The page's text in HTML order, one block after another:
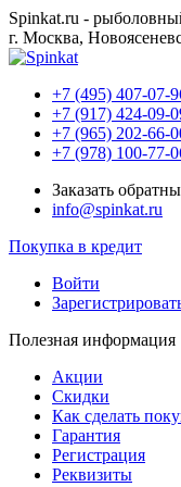
Spinkat.ru -
г. Москва,
+7 (495) 407-07-
+7 (917) 424-09-
+7 (965) 202-66-
+7 (978) 100-77-
Заказать
info@spinkat.ru
Покупка в кредит
Войти
Полезная информация
Акции
Скидки
Как сделать
Гарантия
Регистрация
Реквизиты